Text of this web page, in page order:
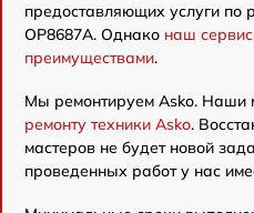
предоставляющих услуги по
OP8687A. Однако наш
преимуществами.
Мы ремонтируем Asko. Наши
ремонту техники Asko.
мастеров не будет новой
проведенных работ у нас